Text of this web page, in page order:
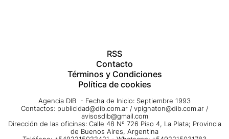
RSS
Contacto
Términos y Condiciones
Política de cookies
Agencia DIB - Fecha de Inicio: Septiembre 1993
Contactos: publicidad@dib.com.ar / vpignaton@dib.com.ar /
avisosdib@gmail.com
Dirección de las oficinas: Calle 48 Nº 726 Piso 4, La Plata; Provincia
de Buenos Aires, Argentina